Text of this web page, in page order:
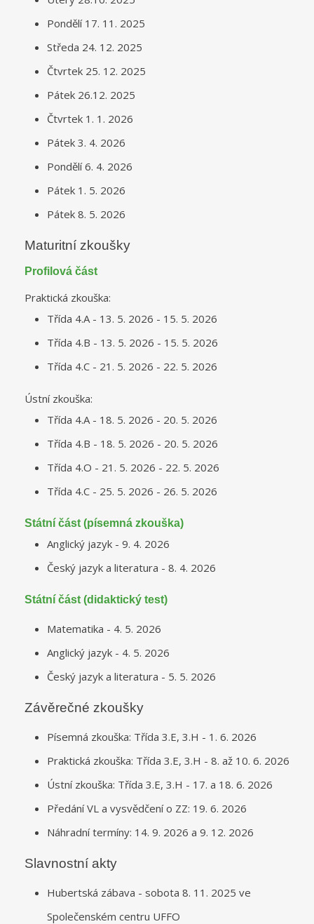
Pondělí 17. 11. 2025
Středa 24. 12. 2025
Čtvrtek 25. 12. 2025
Pátek 26.12. 2025
Čtvrtek 1. 1. 2026
Pátek 3. 4. 2026
Pondělí 6. 4. 2026
Pátek 1. 5. 2026
Pátek 8. 5. 2026
Maturitní zkoušky
Profilová část
Praktická zkouška:
Třída 4.A - 13. 5. 2026 - 15. 5. 2026
Třída 4.B - 13. 5. 2026 - 15. 5. 2026
Třída 4.C - 21. 5. 2026 - 22. 5. 2026
Ústní zkouška:
Třída 4.A - 18. 5. 2026 - 20. 5. 2026
Třída 4.B - 18. 5. 2026 - 20. 5. 2026
Třída 4.O - 21. 5. 2026 - 22. 5. 2026
Třída 4.C - 25. 5. 2026 - 26. 5. 2026
Státní část (písemná zkouška)
Anglický jazyk - 9. 4. 2026
Český jazyk a literatura - 8. 4. 2026
Státní část (didaktický test)
Matematika - 4. 5. 2026
Anglický jazyk - 4. 5. 2026
Český jazyk a literatura - 5. 5. 2026
Závěrečné zkoušky
Písemná zkouška: Třída 3.E, 3.H - 1. 6. 2026
Praktická zkouška: Třída 3.E, 3.H - 8. až 10. 6. 2026
Ústní zkouška: Třída 3.E, 3.H - 17. a 18. 6. 2026
Předání VL a vysvědčení o ZZ: 19. 6. 2026
Náhradní termíny: 14. 9. 2026 a 9. 12. 2026
Slavnostní akty
Hubertská zábava - sobota 8. 11. 2025 ve
Společenském centru UFFO